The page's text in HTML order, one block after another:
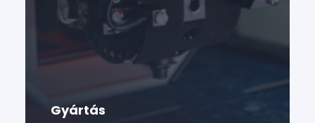
Gyártás